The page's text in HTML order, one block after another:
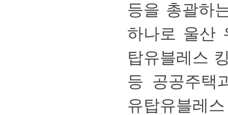
등을총괄하
하나로울산
탑유블레스
등공공주택
유탑유블레